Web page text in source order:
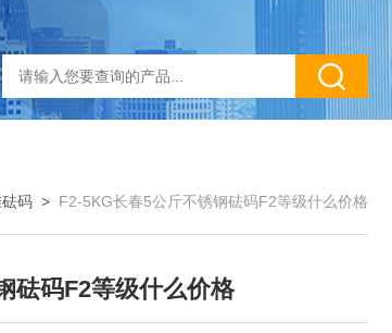
码 > F2-5KG长春5公斤不锈钢砝码F2等级什么价格
砝码F2等级什么价格